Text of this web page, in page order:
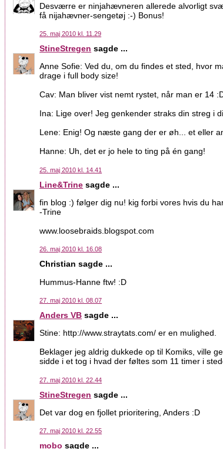
Desværre er ninjahævneren allerede alvorligt
få nijahævner-sengetøj :-) Bonus!
25. maj 2010 kl. 11.29
StineStregen sagde ...
Anne Sofie: Ved du, om du findes et sted, hvor
drage i full body size!
Cav: Man bliver vist nemt rystet, når man er 14
Ina: Lige over! Jeg genkender straks din streg i
Lene: Enig! Og næste gang der er øh... et eller
Hanne: Uh, det er jo hele to ting på én gang!
25. maj 2010 kl. 14.41
Line&Trine sagde ...
fin blog :) følger dig nu! kig forbi vores hvis du
-Trine
www.loosebraids.blogspot.com
26. maj 2010 kl. 16.08
Christian sagde ...
Hummus-Hanne ftw! :D
27. maj 2010 kl. 08.07
Anders VB sagde ...
Stine: http://www.straytats.com/ er en mulighed.
Beklager jeg aldrig dukkede op til Komiks, ville
sidde i et tog i hvad der føltes som 11 timer i
27. maj 2010 kl. 22.44
StineStregen sagde ...
Det var dog en fjollet prioritering, Anders :D
27. maj 2010 kl. 22.55
mobo sagde ...